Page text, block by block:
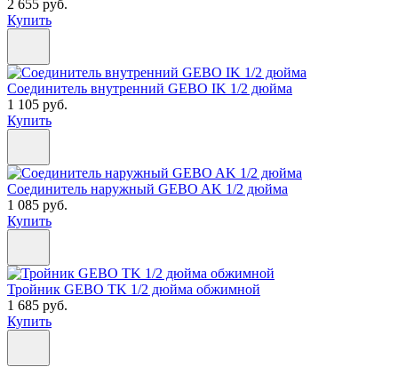
2 655 руб.
Купить
Соединитель внутренний GEBO IK 1/2 дюйма
1 105 руб.
Купить
Соединитель наружный GEBO AK 1/2 дюйма
1 085 руб.
Купить
Тройник GEBO TK 1/2 дюйма обжимной
1 685 руб.
Купить